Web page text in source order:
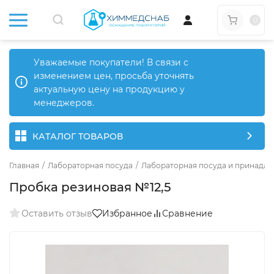
Уважаемые покупатели! В связи с
изменением цен, просьба уточнять
актуальную цену на продукцию у
менеджеров.
КАТАЛОГ ТОВАРОВ
Главная / Лабораторная посуда / Лабораторная посуда и
Пробка резиновая №12,5
Оставить отзыв Избранное Сравнение